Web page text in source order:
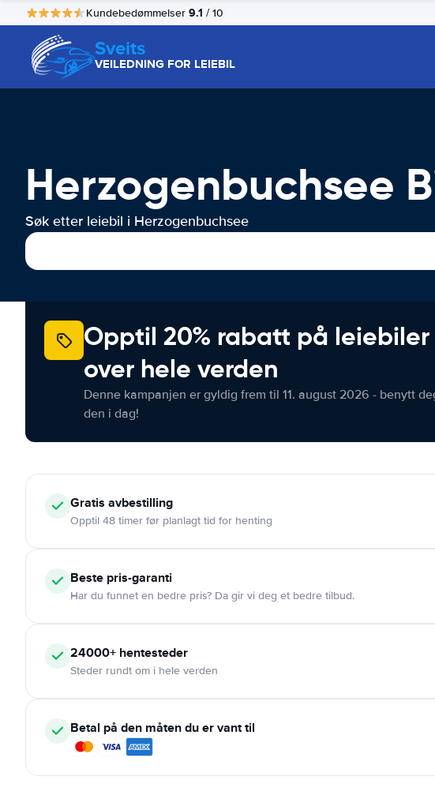
Kundebedømmelser 9.1 / 10
Sveits
VEILEDNING FOR LEIEBIL
Herzogenbuchsee
Søk etter leiebil i Herzogenbuchsee
Opptil 20% rabatt på leiebiler
over hele verden
Denne kampanjen er gyldig frem til 11. august 2026 - benytt
den i dag!
Gratis avbestilling
Opptil 48 timer før planlagt tid for henting
Beste pris-garanti
Har du funnet en bedre pris? Da gir vi deg et bedre tilbud.
24000+ hentesteder
Steder rundt om i hele verden
Betal på den måten du er vant til